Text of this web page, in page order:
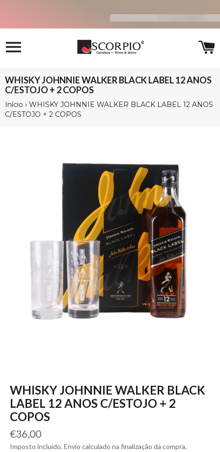
WHISKY JOHNNIE WALKER BLACK LABEL 12 ANOS
C/ESTOJO + 2 COPOS
Início › WHISKY JOHNNIE WALKER BLACK LABEL 12 ANOS
C/ESTOJO + 2 COPOS
WHISKY JOHNNIE WALKER BLACK
LABEL 12 ANOS C/ESTOJO + 2
COPOS
Preço
normal
€36,00
Imposto incluído. Envio calculado na finalização da compra.